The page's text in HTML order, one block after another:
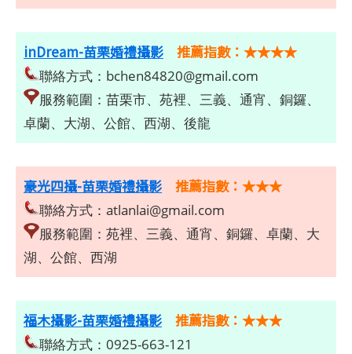
inDream-苗栗婚禮攝影 推薦指數：★★★★
聯絡方式： bchen84820@gmail.com
服務範圍：苗栗市、苑裡、三義、通宵、銅鑼、
卓蘭、大湖、公館、西湖、後龍
豪光四攝-苗栗婚禮攝影 推薦指數：★★★
聯絡方式： atlanlai@gmail.com
服務範圍：苑裡、三義、通宵、銅鑼、卓蘭、大
湖、公館、西湖
福木攝影-苗栗婚禮攝影 推薦指數：★★★
聯絡方式：0925-663-121